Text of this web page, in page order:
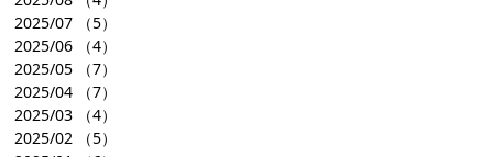
2025/07 （5）
2025/06 （4）
2025/05 （7）
2025/04 （7）
2025/03 （4）
2025/02 （5）